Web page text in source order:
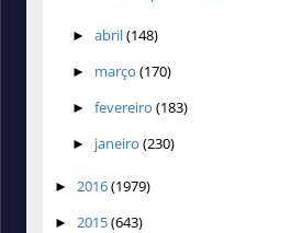
► abril(148)
► março (170)
► fevereiro (183)
► janeiro (230)
► 2016(1979)
► 2015(643)